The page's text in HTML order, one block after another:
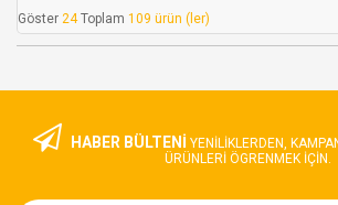
Göster 24Toplam 109 ürün (ler)
HABER BÜLTENİ YENILIKLERDEN,
ÜRÜNLERI ÖGRENMEK IÇIN.